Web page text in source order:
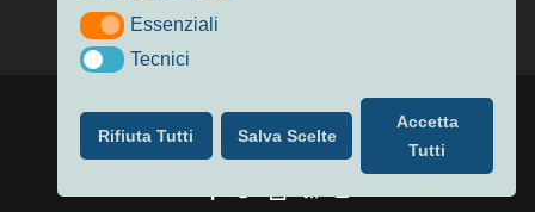
| Alimentato da
Nuoto
MasterS Podcast Il Nuoto in Cifre
Privacy & Cookie Policy
EssenzialiEssenziali
TecniciTecnici
Rifiuta Tutti Salva Scelte
Accetta
Tutti